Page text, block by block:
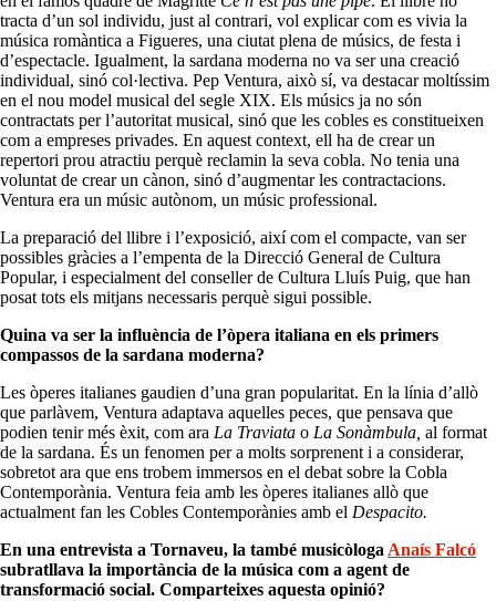
tracta d’un sol individu, just al contrari, vol explicar com es vivia la
música romàntica a Figueres, una ciutat plena de músics, de festa i
d’espectacle. Igualment, la sardana moderna no va ser una creació
individual, sinó col·lectiva. Pep Ventura, això sí, va destacar moltíssim
en el nou model musical del segle XIX. Els músics ja no són
contractats per l’autoritat musical, sinó que les cobles es constitueixen
com a empreses privades. En aquest context, ell ha de crear un
repertori prou atractiu perquè reclamin la seva cobla. No tenia una
voluntat de crear un cànon, sinó d’augmentar les contractacions.
Ventura era un músic autònom, un músic professional.
La preparació del llibre i l’exposició, així com el compacte, van ser
possibles gràcies a l’empenta de la Direcció General de Cultura
Popular, i especialment del conseller de Cultura Lluís Puig, que han
posat tots els mitjans necessaris perquè sigui possible.
Quina va ser la influència de l’òpera italiana en els primers
compassos de la sardana moderna?
Les òperes italianes gaudien d’una gran popularitat. En la línia d’allò
que parlàvem, Ventura adaptava aquelles peces, que pensava que
podien tenir més èxit, com ara La Traviata o La Sonàmbula, al format
de la sardana. És un fenomen per a molts sorprenent i a considerar,
sobretot ara que ens trobem immersos en el debat sobre la Cobla
Contemporània. Ventura feia amb les òperes italianes allò que
actualment fan les Cobles Contemporànies amb el Despacito.
En una entrevista a Tornaveu, la també musicòlogaAnaís Falcó
subratllava la importància de la música com a agent de
transformació social. Comparteixes aquesta opinió?